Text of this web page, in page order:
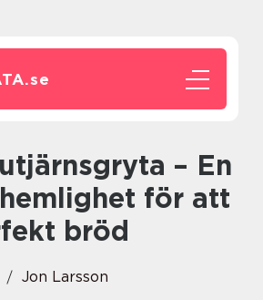
se
för att
bröd
Jon Larsson